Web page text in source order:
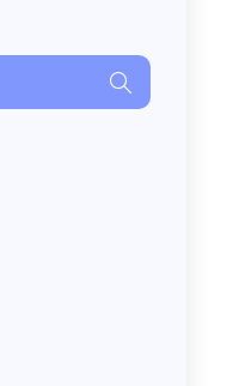
la
recherche